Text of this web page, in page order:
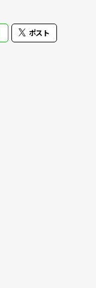
ポスト